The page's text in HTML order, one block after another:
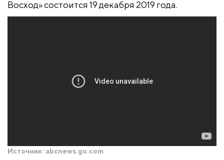
Восход» состоится 19 декабря 2019 года.
Источник: abcnews.go.com